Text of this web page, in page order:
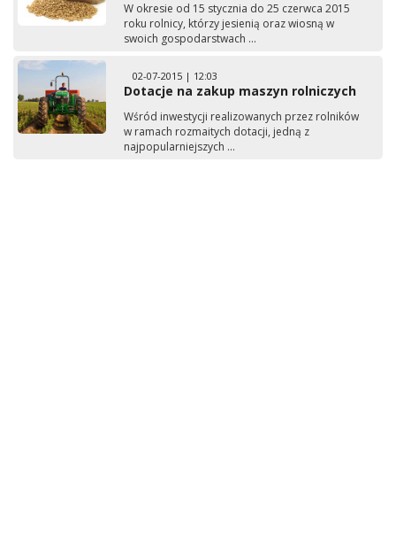
W okresie od 15 stycznia do 25 czerwca 2015
roku rolnicy, którzy jesienią oraz wiosną w
swoich gospodarstwach ...
02-07-2015 | 12:03
Dotacje na zakup maszyn rolniczych
Wśród inwestycji realizowanych przez rolników
w ramach rozmaitych dotacji, jedną z
najpopularniejszych ...